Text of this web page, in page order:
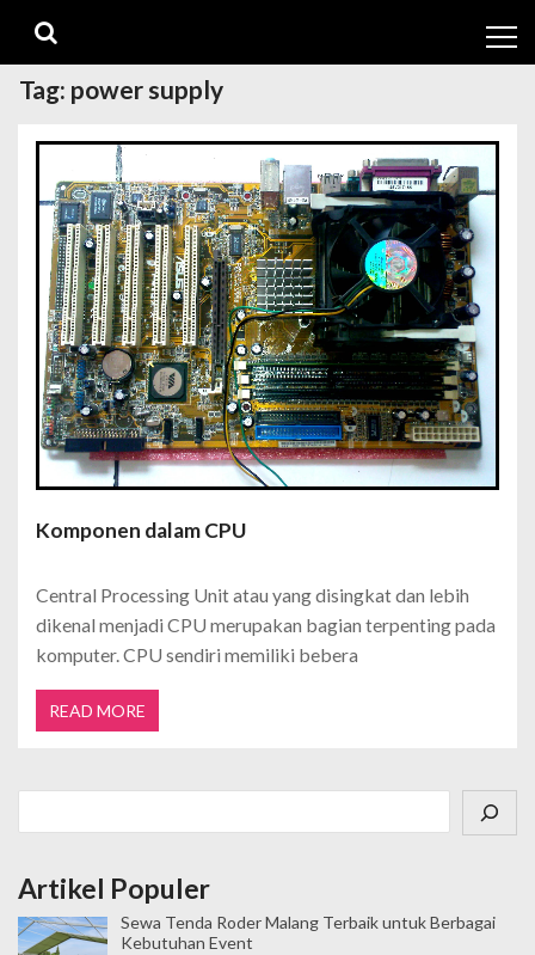
navigation
content
Tag: power supply
Komponen dalam CPU
Central Processing Unit atau yang disingkat dan lebih
dikenal menjadi CPU merupakan bagian terpenting pada
komputer. CPU sendiri memiliki bebera
READ MORE
Artikel Populer
Sewa Tenda Roder Malang Terbaik untuk Berbagai
Kebutuhan Event